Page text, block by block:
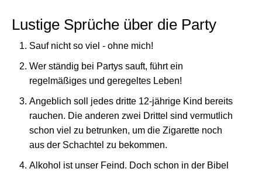
Lustige Sprüche über die Party
Sauf nicht so viel - ohne mich!
Wer ständig bei Partys sauft, führt ein
regelmäßiges und geregeltes Leben!
Angeblich soll jedes dritte 12-jährige Kind bereits
rauchen. Die anderen zwei Drittel sind vermutlich
schon viel zu betrunken, um die Zigarette noch
aus der Schachtel zu bekommen.
Alkohol ist unser Feind. Doch schon in der Bibel